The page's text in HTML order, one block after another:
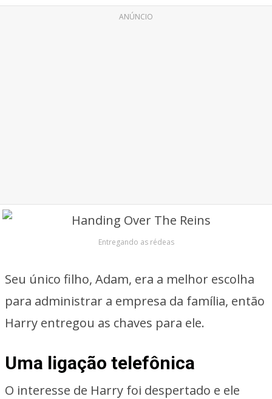
ANÚNCIO
Entregando as rédeas
Seu único filho, Adam, era a melhor escolha
para administrar a empresa da família, então
Harry entregou as chaves para ele.
Uma ligação telefônica
O interesse de Harry foi despertado e ele